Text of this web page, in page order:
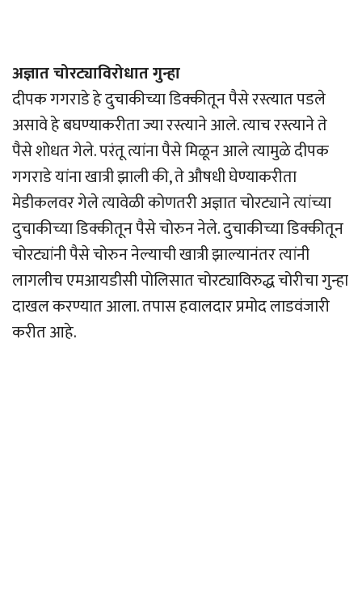
अज्ञात चोरट्याविरोधात गुन्हा
दीपक गगराडे हे दुचाकीच्या डिक्कीतून पैसे रस्त्यात पडले
असावे हे बघण्याकरीता ज्या रस्त्याने आले. त्याच रस्त्याने ते
पैसे शोधत गेले. परंतू त्यांना पैसे मिळून आले त्यामुळे दीपक
गगराडे यांना खात्री झाली की, ते औषधी घेण्याकरीता
मेडीकलवर गेले त्यावेळी कोणतरी अज्ञात चोरट्याने त्यांच्या
दुचाकीच्या डिक्कीतून पैसे चोरुन नेले. दुचाकीच्या डिक्कीतून
चोरट्यांनी पैसे चोरुन नेल्याची खात्री झाल्यानंतर त्यांनी
लागलीच एमआयडीसी पोलिसात चोरट्याविरुद्ध चोरीचा गुन्हा
दाखल करण्यात आला. तपास हवालदार प्रमोद लाडवंजारी
करीत आहे.